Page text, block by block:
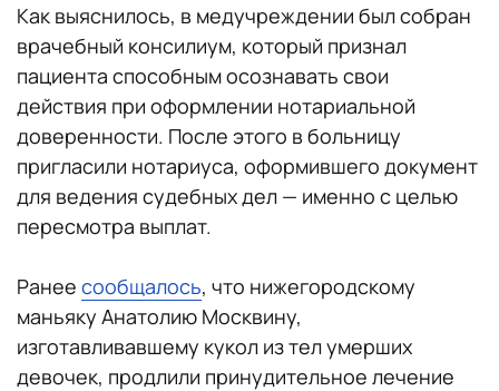
Как выяснилось, в медучреждении был собран
врачебный консилиум, который признал
пациента способным осознавать свои
действия при оформлении нотариальной
доверенности. После этого в больницу
пригласили нотариуса, оформившего документ
для ведения судебных дел — именно с целью
пересмотра выплат.
Ранее сообщалось, что нижегородскому
маньяку Анатолию Москвину,
изготавливавшему кукол из тел умерших
девочек, продлили принудительное лечение